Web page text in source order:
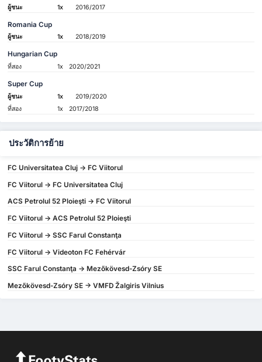
ผู้ชนะ 1x 2016/2017
Romania Cup
ผู้ชนะ 1x 2018/2019
Hungarian Cup
ที่สอง 1x 2020/2021
Super Cup
ผู้ชนะ 1x
2019/2020
ที่สอง
1x 2017/2018
ประวัติการย้าย
FC Universitatea Cluj -> FC Viitorul
FC Viitorul -> FC Universitatea Cluj
ACS Petrolul 52 Ploieşti -> FC Viitorul
FC Viitorul -> ACS Petrolul 52 Ploieşti
FC Viitorul -> SSC Farul Constanţa
FC Viitorul -> Videoton FC Fehérvár
SSC Farul Constanţa -> Mezőkövesd-Zsóry SE
Mezőkövesd-Zsóry SE -> VMFD Žalgiris Vilnius